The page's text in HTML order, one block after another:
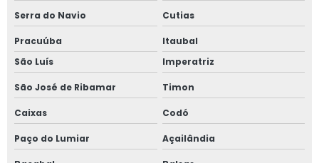
Serra do Navio Cutias
Pracuúba
Itaubal
São Luís
Imperatriz
São José de Ribamar Timon
Caixas Codó
Paço do Lumiar Açailândia